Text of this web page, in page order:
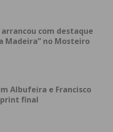
com destaque
Madeira” no Mosteiro
Albufeira e Francisco
final